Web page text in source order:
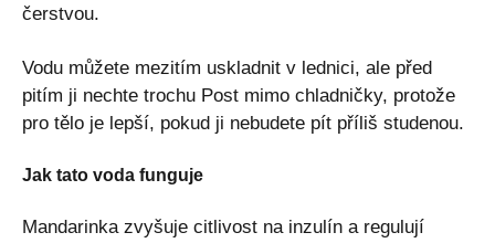
čerstvou.
Vodu můžete mezitím uskladnit v lednici, ale před
pitím ji nechte trochu Post mimo chladničky, protože
pro tělo je lepší, pokud ji nebudete pít příliš studenou.
Jak tato voda funguje
Mandarinka zvyšuje citlivost na inzulín a regulují